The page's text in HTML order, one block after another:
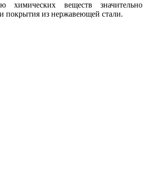
химических веществ значительно
покрытия из нержавеющей стали.